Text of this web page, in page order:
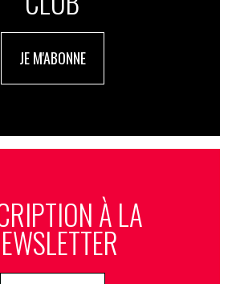
JE M'ABONNE
À LA